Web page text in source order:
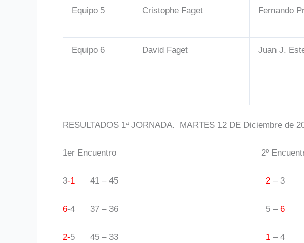
Equipo 5 Cristophe Faget Fernando
Equipo 6 David Faget Juan J.
RESULTADOS 1ª JORNADA. MARTES 12 DE Diciembre de
1er Encuentro 2º
3-1 41 – 45 2 – 3
6-4 37 – 36 5 –6
2-5 45 – 33 1 – 4